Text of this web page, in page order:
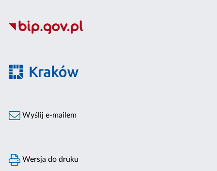
Wyślij e-mailem
Wersja do druku